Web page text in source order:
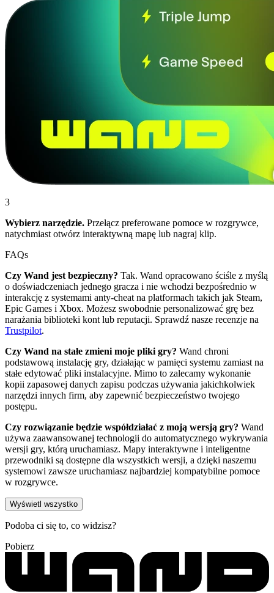
3
Wybierz narzędzie. Przełącz preferowane pomoce w rozgrywce,
natychmiast otwórz interaktywną mapę lub nagraj klip.
FAQs
Czy Wand jest bezpieczny? Tak. Wand opracowano ściśle z myślą
o doświadczeniach jednego gracza i nie wchodzi bezpośrednio w
interakcję z systemami anty-cheat na platformach takich jak Steam,
Epic Games i Xbox. Możesz swobodnie personalizować grę bez
narażania biblioteki kont lub reputacji. Sprawdź nasze recenzje na
Trustpilot.
Czy Wand na stałe zmieni moje pliki gry? Wand chroni
podstawową instalację gry, działając w pamięci systemu zamiast na
stałe edytować pliki instalacyjne. Mimo to zalecamy wykonanie
kopii zapasowej danych zapisu podczas używania jakichkolwiek
narzędzi innych firm, aby zapewnić bezpieczeństwo twojego
postępu.
Czy rozwiązanie będzie współdziałać z moją wersją gry? Wand
używa zaawansowanej technologii do automatycznego wykrywania
wersji gry, którą uruchamiasz. Mapy interaktywne i inteligentne
przewodniki są dostępne dla wszystkich wersji, a dzięki naszemu
systemowi zawsze uruchamiasz najbardziej kompatybilne pomoce
w rozgrywce.
Wyświetl wszystko
Podoba ci się to, co widzisz?
Pobierz